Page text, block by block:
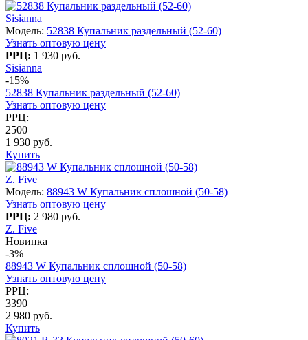
Sisianna
Модель: 52838 Купальник раздельный (52-60)
Узнать оптовую цену
РРЦ: 1 930 руб.
Sisianna
-15%
52838 Купальник раздельный (52-60)
Узнать оптовую цену
РРЦ:
2500
1 930 руб.
Купить
Z. Five
Модель: 88943 W Купальник сплошной (50-58)
Узнать оптовую цену
РРЦ: 2 980 руб.
Z. Five
Новинка
-3%
88943 W Купальник сплошной (50-58)
Узнать оптовую цену
РРЦ:
3390
2 980 руб.
Купить